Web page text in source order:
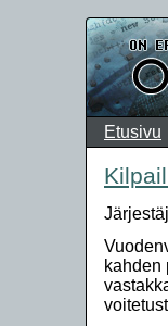
Etusivu
kahden